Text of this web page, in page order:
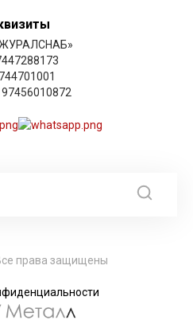
права защищены